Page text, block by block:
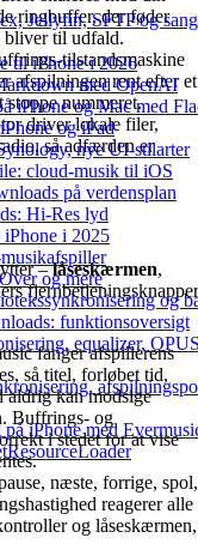
Jellyfin, SFTP og
til iPhone i 2026
med OpenAI
iPhone og Mac med
og iPad
nye UI-stilarter
cloud-musik til iOS
på verdensplan
Hi-Res lyd
iPhone i 2025
og mere
og
funktionsoversigt
equalizer,
iPhone med
ringbuffer, der føder
bliver til udfald.
tilstandsmaskine
afspilningen rent efter et
stoppe nummeret.
driver lokale filer,
så adfærden er
–låseskærmen,
fjernbetjeningsknapper
fanger afspillerens
så titel, forløbet tid,
aldrig kan modsige
Buffrings- og
i stedet for at vise
næste, forrige, spol,
reagerer alle
og låseskærmen,